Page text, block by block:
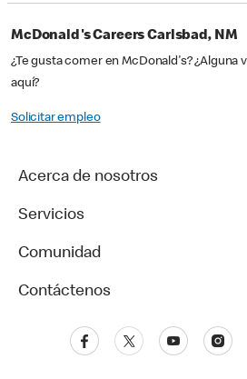
McDonald's Careers Carlsbad, NM
¿Te gusta comer en McDonald's? ¿Alguna
aquí?
Solicitar empleo
Acerca de nosotros
Servicios
Comunidad
Contáctenos